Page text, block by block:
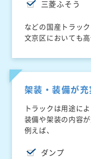
三菱ふそう
などの国産トラッ
文京区においても
架装・装備が
トラックは用途に
装備や架装の内容
例えば、
ダンプ